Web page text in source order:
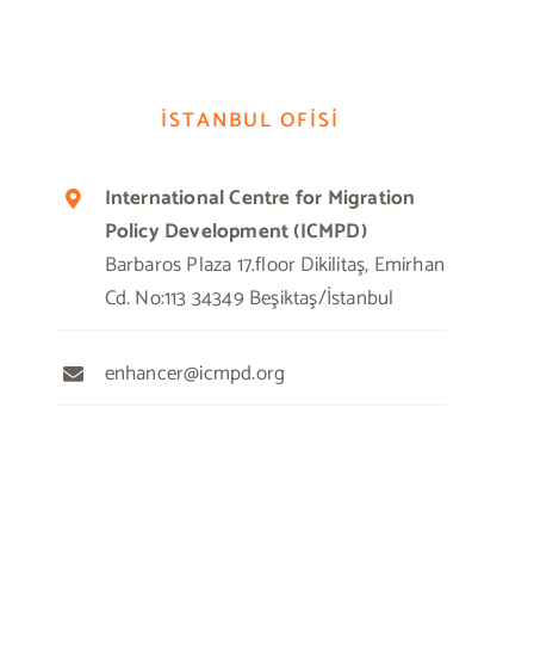
İSTANBUL OFİSİ
International Centre for Migration
Policy Development (ICMPD)
Barbaros Plaza 17.floor Dikilitaş, Emirhan
Cd. No:113 34349 Beşiktaş/İstanbul
enhancer@icmpd.org